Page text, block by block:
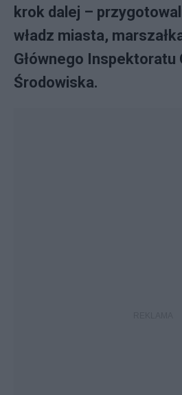
krok dalej –
władz miasta,
Głównego Inspektoratu
Środowiska.